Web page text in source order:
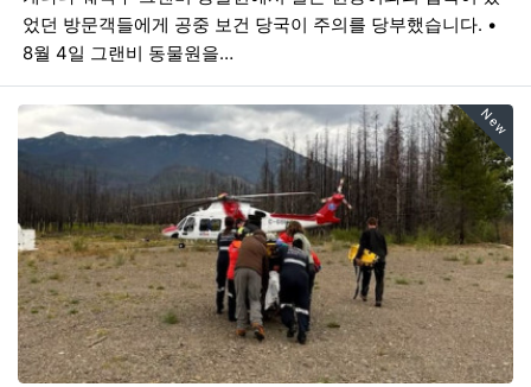
었던 방문객들에게 공중 보건 당국이 주의를 당부했습니다. •
8월 4일 그랜비 동물원을…
New